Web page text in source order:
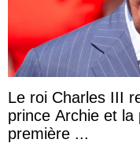
Le roi Charles III
prince Archie et la
première ...